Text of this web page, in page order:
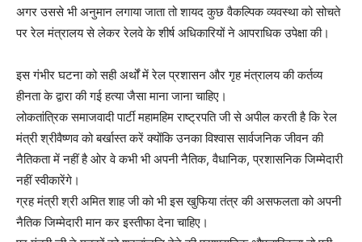
अगर उससे भी अनुमान लगाया जाता तो शायद कुछ वैकल्पिक व्यवस्था को सोचते
पर रेल मंत्रालय से लेकर रेलवे के शीर्ष अधिकारियों ने आपराधिक उपेक्षा की।
इस गंभीर घटना को सही अर्थों में रेल प्रशासन और गृह मंत्रालय की कर्तव्य
हीनता के द्वारा की गई हत्या जैसा माना जाना चाहिए।
लोकतांत्रिक समाजवादी पार्टी महामहिम राष्ट्रपति जी से अपील करती है कि रेल
मंत्री श्रीवैष्णव को बर्खास्त करें क्योंकि उनका विश्वास सार्वजनिक जीवन की
नैतिकता में नहीं है ओर वे कभी भी अपनी नैतिक, वैधानिक, प्रशासनिक जिम्मेदारी
नहीं स्वीकारेंगे।
ग्रह मंत्री श्री अमित शाह जी को भी इस खुफिया तंत्र की असफलता को अपनी
नैतिक जिम्मेदारी मान कर इस्तीफा देना चाहिए।